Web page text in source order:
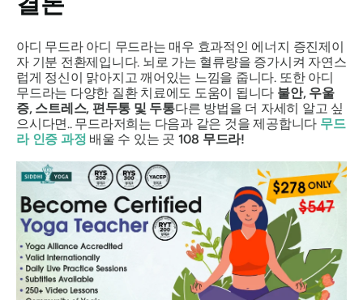
아디 무드라아디 무드라는 매우 효과적인 에너지 증진제이
자 기분 전환제입니다. 뇌로 가는 혈류량을 증가시켜 자연스
럽게 정신이 맑아지고 깨어있는 느낌을 줍니다. 또한 아디
무드라는 다양한 질환 치료에도 도움이 됩니다 불안, 우울
증, 스트레스, 편두통 및 두통다른 방법을 더 자세히 알고 싶
으시다면.. 무드라저희는 다음과 같은 것을 제공합니다 무드
라 인증 과정 배울 수 있는 곳 108 무드라!